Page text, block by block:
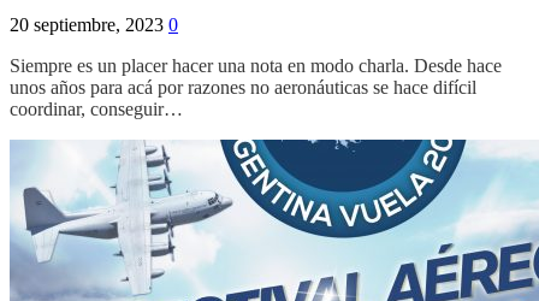
20 septiembre, 2023 0
Siempre es un placer hacer una nota en modo charla. Desde hace
unos años para acá por razones no aeronáuticas se hace difícil
coordinar, conseguir…